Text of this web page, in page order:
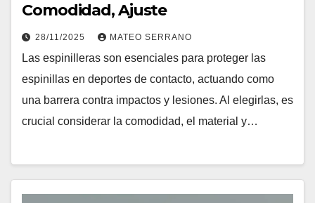
Comodidad, Ajuste
28/11/2025 MATEO SERRANO
Las espinilleras son esenciales para proteger las
espinillas en deportes de contacto, actuando como
una barrera contra impactos y lesiones. Al elegirlas, es
crucial considerar la comodidad, el material y…